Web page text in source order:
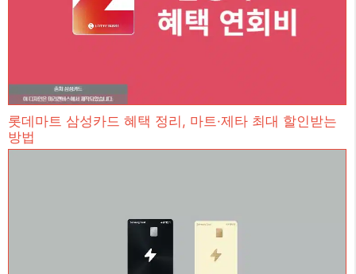
롯데마트 삼성카드 혜택 정리, 마트·제타 최대 할인받는
방법